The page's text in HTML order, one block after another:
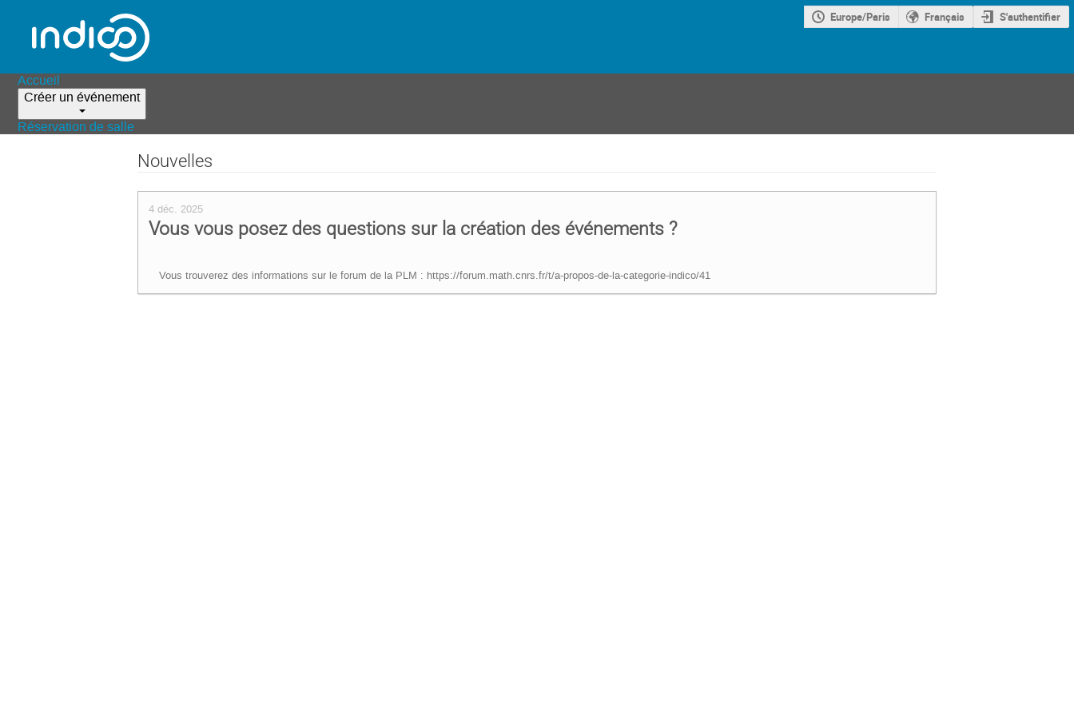
Europe/Paris Français S'authentifier
Accueil
Créer un événement
Réservation de salle
Nouvelles
4 déc. 2025
Vous vous posez des questions sur la création des événements ?
Vous trouverez des informations sur le forum de la PLM : https://forum.math.cnrs.fr/t/a-propos-de-la-categorie-indico/41